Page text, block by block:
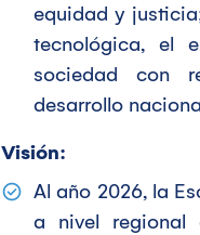
equidad y
tecnológica, el
sociedad con
desarrollo
Visión:
Al año 2026, la
a nivel regional